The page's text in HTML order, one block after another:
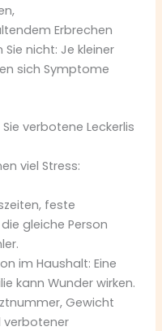
Erbrechen
nicht: Je kleiner
sich Symptome
verbotene Leckerlis
viel Stress:
feste
gleiche Person
im Haushalt: Eine
kann Wunder wirken.
Gewicht
verbotener